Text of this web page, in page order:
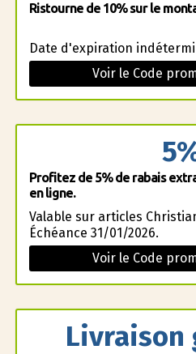
Ristourne de 10% sur le
Date d'expiration
Voir le Code
Profitez de 5% de rabais
en ligne.
Valable sur articles
Échéance 31/01/2026.
Voir le Code
Livraison